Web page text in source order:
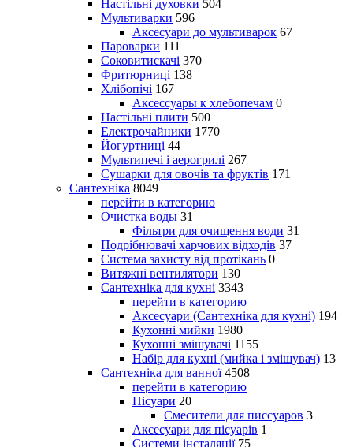
Настільні духовки 504
Мультиварки 596
Аксесуари до мультиварок 67
Пароварки 111
Соковитискачі 370
Фритюрниці 138
Хлібопічі 167
Аксессуары к хлебопечам 0
Настільні плити 500
Електрочайники 1770
Йогуртниці 44
Мультипечі і аерогрилі 267
Сушарки для овочів та фруктів 171
Сантехніка 8049
перейти в категорию
Очистка воды 31
Фільтри для очищення води 31
Подрібнювачі харчових відходів 37
Система захисту від протікань 0
Витяжні вентилятори 130
Сантехніка для кухні 3343
перейти в категорию
Аксесуари (Сантехніка для кухні) 194
Кухонні мийки 1980
Кухонні змішувачі 1155
Набір для кухні (мийка і змішувач) 13
Сантехніка для ванної 4508
перейти в категорию
Пісуари 20
Смесители для писсуаров 3
Аксесуари для пісуарів 1
Системи інсталяції 75